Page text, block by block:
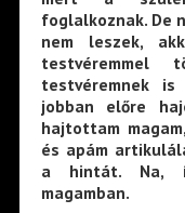
foglalkoznak. De
nem leszek,
testvéremmel
testvéremnek
jobban előre
hajtottam
és apám
a hintát. Na,
magamban.